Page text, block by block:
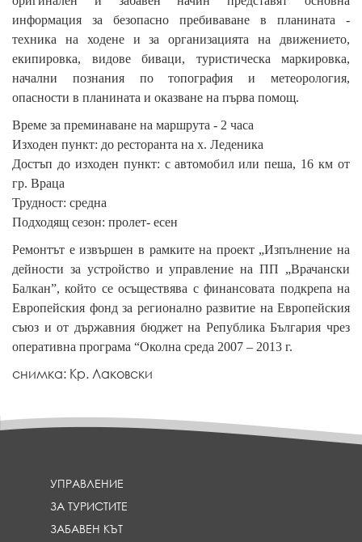
информация за безопасно пребиваване в планината -
техника на ходене и за организацията на движението,
екипировка, видове биваци, туристическа маркировка,
начални познания по топография и метеорология,
опасности в планината и оказване на първа помощ.
Време за преминаване на маршрута - 2 часа
Изходен пункт: до ресторанта на х. Леденика
Достъп до изходен пункт: с автомобил или пеша, 16 км от
гр. Враца
Трудност: средна
Подходящ сезон: пролет- есен
Ремонтът е извършен в рамките на проект „Изпълнение на
дейности за устройство и управление на ПП „Врачански
Балкан”, който се осъществява с финансовата подкрепа на
Европейския фонд за регионално развитие на Европейския
съюз и от държавния бюджет на Република България чрез
оперативна програма “Околна среда 2007 – 2013 г.
снимка: Кр. Лаковски
УПРАВЛЕНИЕ
ЗА ТУРИСТИТЕ
ЗАБАВЕН КЪТ